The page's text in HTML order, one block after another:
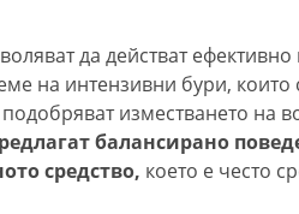
да действат
на интензивни бури, които
изместването на
балансирано
средство, което е често